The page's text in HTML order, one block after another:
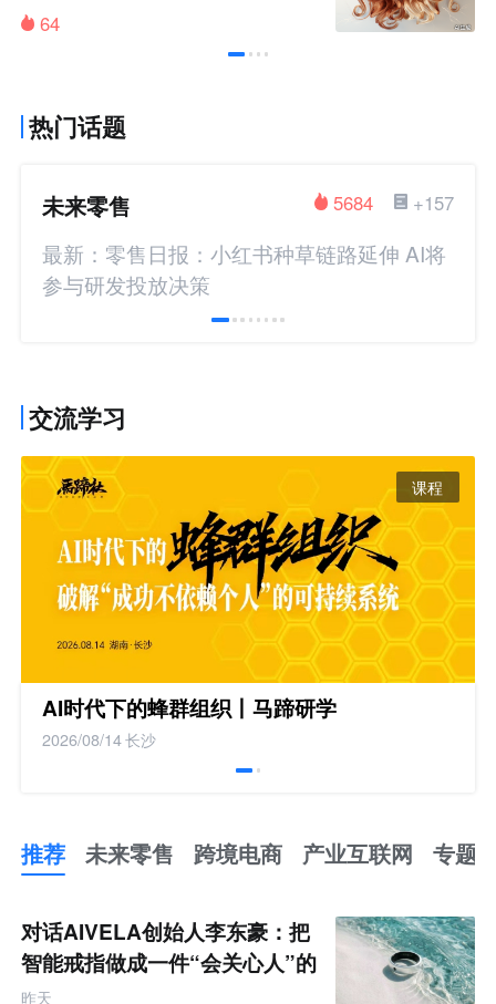
64
热门话题
未来零售 +157
5684
最新：零售日报：小红书种草链路延伸 AI将
参与研发投放决策
交流学习
课程
AI时代下的蜂群组织丨马蹄研学
2026/08/14长沙
推荐 未来零售 跨境电商 产业互联网 专题
来
零
售
跨
对话AIVELA创始人李东豪：把
智能戒指做成一件“会关心人”的
饰品
昨天